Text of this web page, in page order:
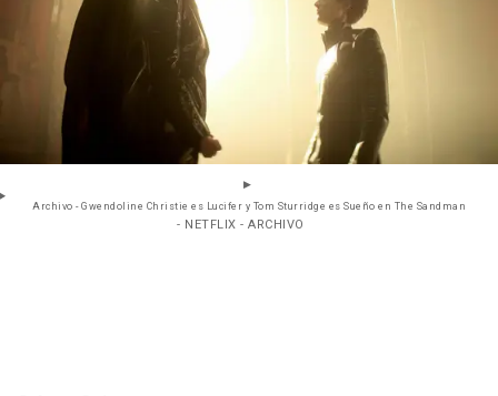
Archivo - Gwendoline Christie es Lucifer y Tom Sturridge es Sueño en The Sandman
- NETFLIX - ARCHIVO